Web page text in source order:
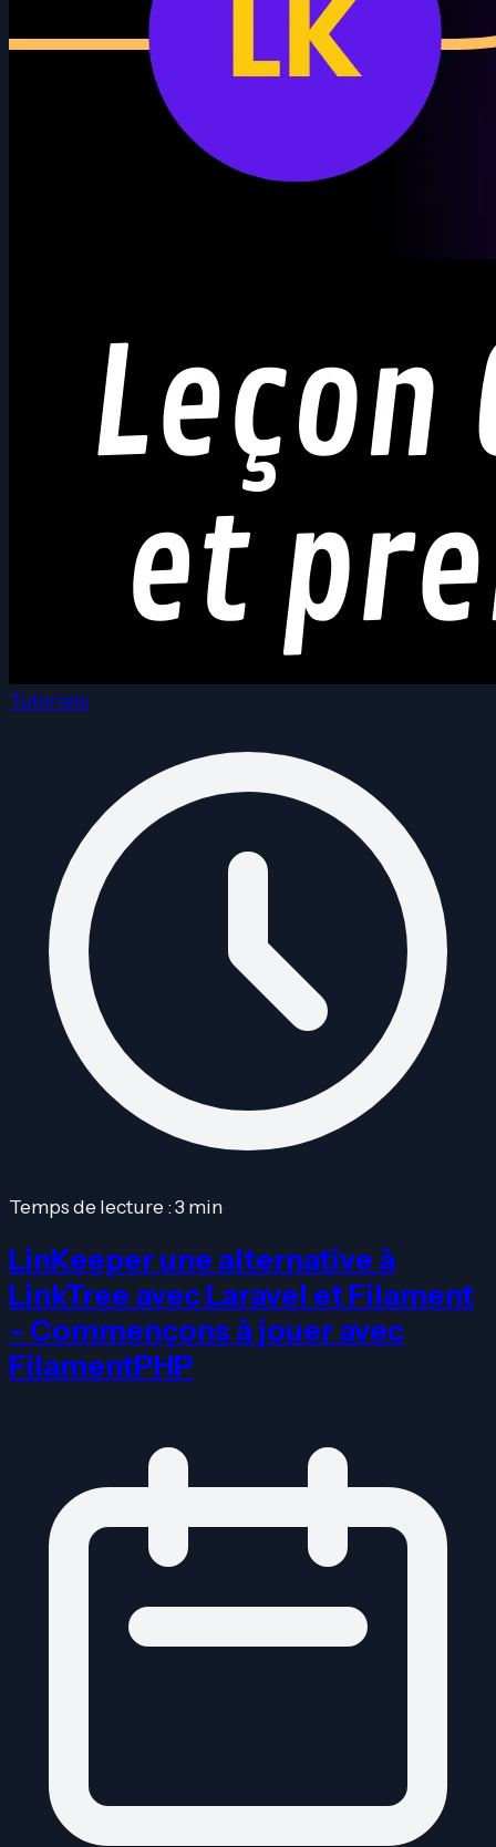
Tutoriels
Temps de lecture : 3 min
LinKeeper une alternative à
LinkTree avec Laravel et Filament
- Commençons à jouer avec
FilamentPHP